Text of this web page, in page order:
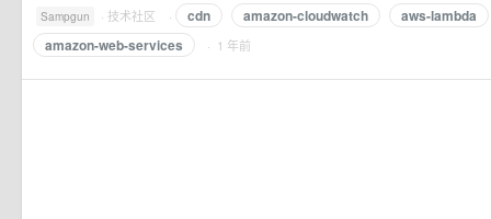
Sampgun · 技术社区 · cdn amazon-cloudwatch
aws-lambda
amazon-web-services
· 1 年前